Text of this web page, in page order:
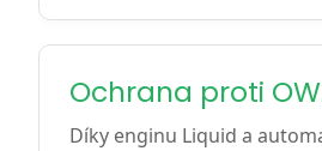
Ochrana proti
Díky enginu Liquid a